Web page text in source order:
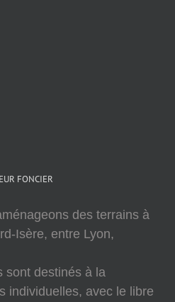
FONCIER
des terrains à
Isère, entre Lyon,
sont destinés à la
individuelles, avec le libre